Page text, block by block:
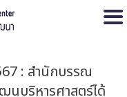
: สำนักบรรณ
บริหารศาสตร์ได้